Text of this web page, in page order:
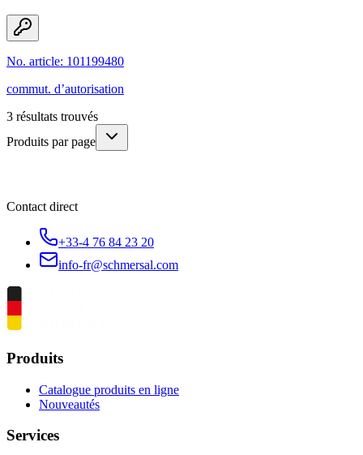
No. article: 101199480
commut. d’autorisation
3 résultats trouvés
Produits par page
Contact direct
+33-4 76 84 23 20
info-fr@schmersal.com
Produits
Catalogue produits en ligne
Nouveautés
Services